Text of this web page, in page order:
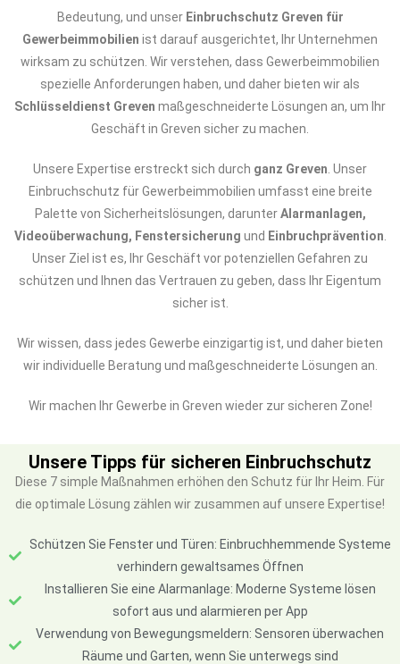
Bedeutung, und unser Einbruchschutz Greven für
Gewerbeimmobilien ist darauf ausgerichtet, Ihr Unternehmen
wirksam zu schützen. Wir verstehen, dass Gewerbeimmobilien
spezielle Anforderungen haben, und daher bieten wir als
Schlüsseldienst Greven maßgeschneiderte Lösungen an, um Ihr
Geschäft in Greven sicher zu machen.
Unsere Expertise erstreckt sich durch ganz Greven . Unser
Einbruchschutz für Gewerbeimmobilien umfasst eine breite
Palette von Sicherheitslösungen, darunterAlarmanlagen,
Videoüberwachung, Fenstersicherung und Einbruchprävention
Unser Ziel ist es, Ihr Geschäft vor potenziellen Gefahren zu
schützen und Ihnen das Vertrauen zu geben, dass Ihr Eigentum
sicher ist.
Wir wissen, dass jedes Gewerbe einzigartig ist, und daher bieten
wir individuelle Beratung und maßgeschneiderte Lösungen an.
Wir machen Ihr Gewerbe in Greven wieder zur sicheren Zone!
Unsere Tipps für sicheren Einbruchschutz
Diese 7 simple Maßnahmen erhöhen den Schutz für Ihr Heim. Für
die optimale Lösung zählen wir zusammen auf unsere Expertise!
Schützen Sie Fenster und Türen: Einbruchhemmende Systeme
verhindern gewaltsames Öffnen
Installieren Sie eine Alarmanlage: Moderne Systeme lösen
sofort aus und alarmieren per App
Verwendung von Bewegungsmeldern: Sensoren überwachen
Räume und Garten, wenn Sie unterwegs sind